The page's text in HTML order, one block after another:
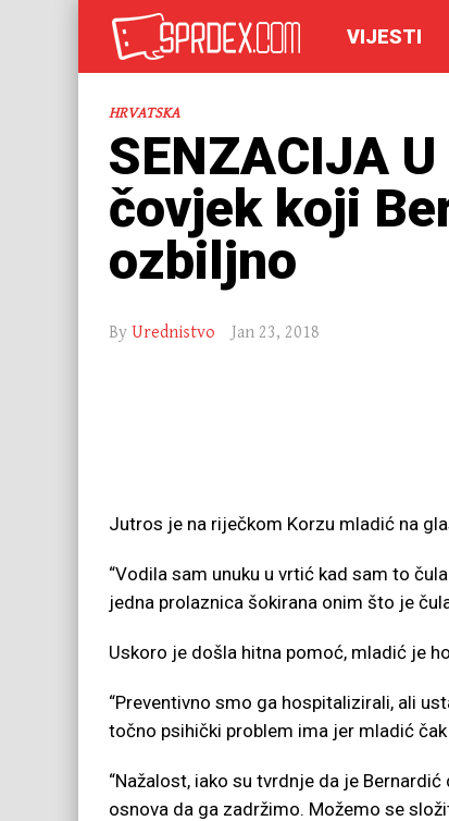
VIJESTI
HRVATSKA
SENZACIJA
čovjek koji
ozbiljno
By Urednistvo Jan 23, 2018
Jutros je na riječkom Korzu mladić na
“Vodila sam unuku u vrtić kad sam to
jedna prolaznica šokirana onim što je
Uskoro je došla hitna pomoć, mladić je
“Preventivno smo ga hospitalizirali, ali
točno psihički problem ima jer mladić
“Nažalost, iako su tvrdnje da je
osnova da ga zadržimo. Možemo se